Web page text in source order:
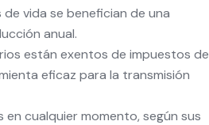
vida se benefician de una
anual.
están exentos de impuestos de
eficaz para la transmisión
cualquier momento, según sus